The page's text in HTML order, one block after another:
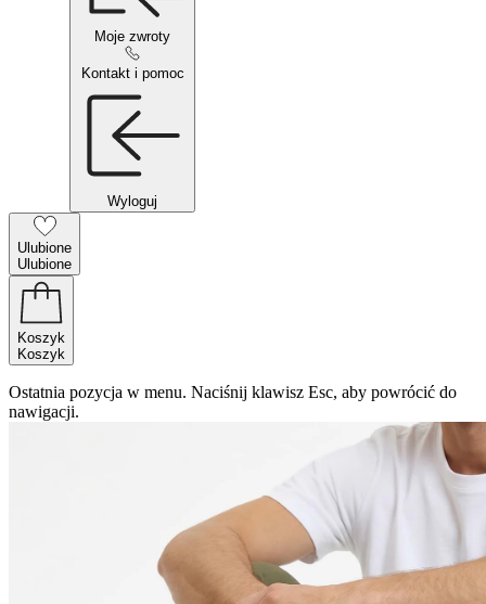
Moje zwroty
Kontakt i pomoc
Wyloguj
Ulubione
Ulubione
Koszyk
Koszyk
Ostatnia pozycja w menu. Naciśnij klawisz Esc, aby powrócić do
nawigacji.